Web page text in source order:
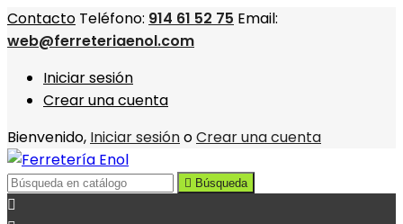
Contacto Teléfono: 914 61 52 75 Email:
web@ferreteriaenol.com
Iniciar sesión
Crear una cuenta
Bienvenido, Iniciar sesiónoCrear una cuenta
 Búsqueda
